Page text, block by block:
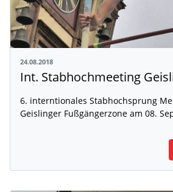
24.08.2018
6. interntionales Stabhochsprung
Geislinger Fußgängerzone am 08.